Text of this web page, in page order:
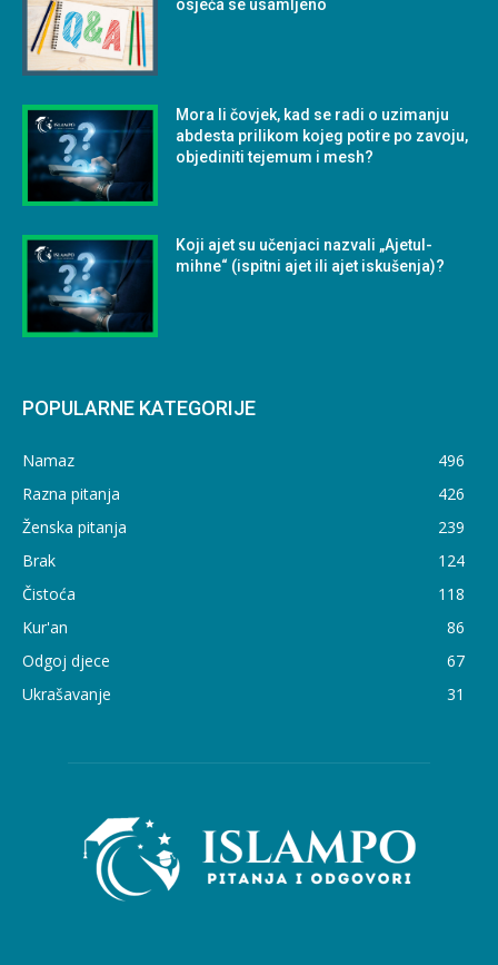
osjeća se usamljeno
Mora li čovjek, kad se radi o uzimanju
abdesta prilikom kojeg potire po zavoju,
objediniti tejemum i mesh?
Koji ajet su učenjaci nazvali „Ajetul-
mihne“ (ispitni ajet ili ajet iskušenja)?
POPULARNE KATEGORIJE
Namaz
496
Razna pitanja
426
Ženska pitanja
239
Brak
124
Čistoća
118
Kur'an
86
Odgoj djece
67
Ukrašavanje
31